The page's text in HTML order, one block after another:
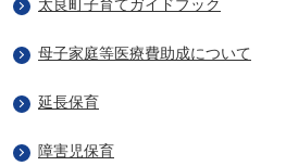
太良町子育てガイドブック
母子家庭等医療費助成について
延長保育
障害児保育